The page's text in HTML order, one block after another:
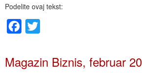
Podelite ovaj tekst:
Facebook
Magazin Biznis, februar